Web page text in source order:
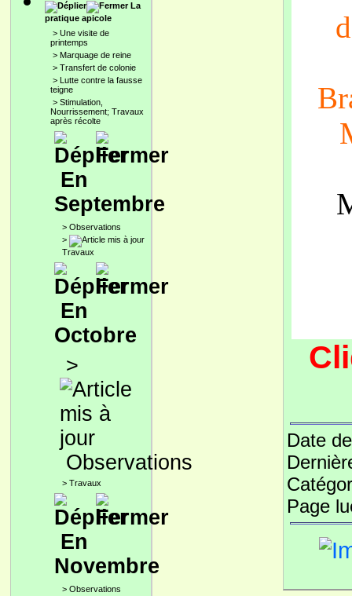
La
pratique apicole
> Une visite de
printemps
> Marquage de reine
> Transfert de colonie
> Lutte contre la fausse
teigne
> Stimulation,
Nourrissement; Travaux
après récolte
En
Septembre
> Observations
>
Travaux
En
Octobre
>
Observations
> Travaux
En
Novembre
> Observations
Date
Page